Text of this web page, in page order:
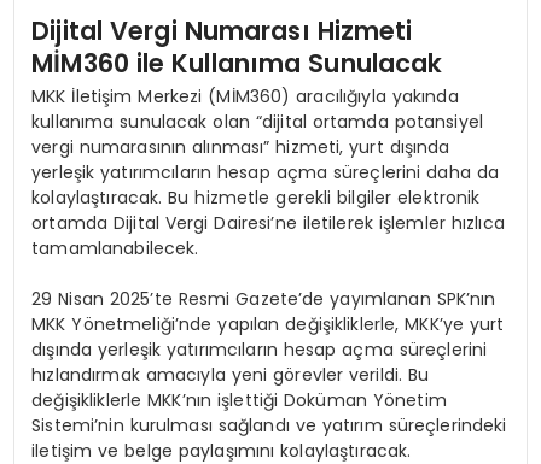
Dijital Vergi Numarası Hizmeti
MİM360 ile Kullanıma Sunulacak
MKK İletişim Merkezi (MİM360) aracılığıyla yakında
kullanıma sunulacak olan “dijital ortamda potansiyel
vergi numarasının alınması” hizmeti, yurt dışında
yerleşik yatırımcıların hesap açma süreçlerini daha da
kolaylaştıracak. Bu hizmetle gerekli bilgiler elektronik
ortamda Dijital Vergi Dairesi’ne iletilerek işlemler hızlıca
tamamlanabilecek.
29 Nisan 2025’te Resmi Gazete’de yayımlanan SPK’nın
MKK Yönetmeliği’nde yapılan değişikliklerle, MKK’ye yurt
dışında yerleşik yatırımcıların hesap açma süreçlerini
hızlandırmak amacıyla yeni görevler verildi. Bu
değişikliklerle MKK’nın işlettiği Doküman Yönetim
Sistemi’nin kurulması sağlandı ve yatırım süreçlerindeki
iletişim ve belge paylaşımını kolaylaştıracak.